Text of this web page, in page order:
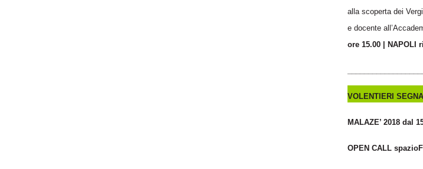
alla scoperta dei
e docente
ore 15.00 | NAPOLI
VOLENTIERI
MALAZE’ 2018 dal
OPEN CALL